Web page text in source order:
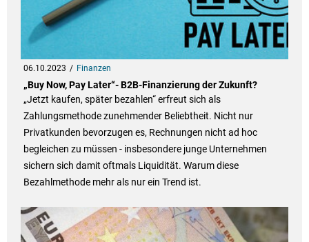
06.10.2023 Finanzen
„Buy Now, Pay Later“- B2B-Finanzierung der Zukunft?
„Jetzt kaufen, später bezahlen“ erfreut sich als
Zahlungsmethode zunehmender Beliebtheit. Nicht nur
Privatkunden bevorzugen es, Rechnungen nicht ad hoc
begleichen zu müssen - insbesondere junge Unternehmen
sichern sich damit oftmals Liquidität. Warum diese
Bezahlmethode mehr als nur ein Trend ist.